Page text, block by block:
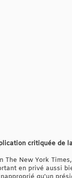
critiquée de
The New York
en privé aussi